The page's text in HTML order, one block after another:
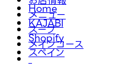
Home
KAJABI
Shopify
スペイン
メニュー
スープ
メインコース